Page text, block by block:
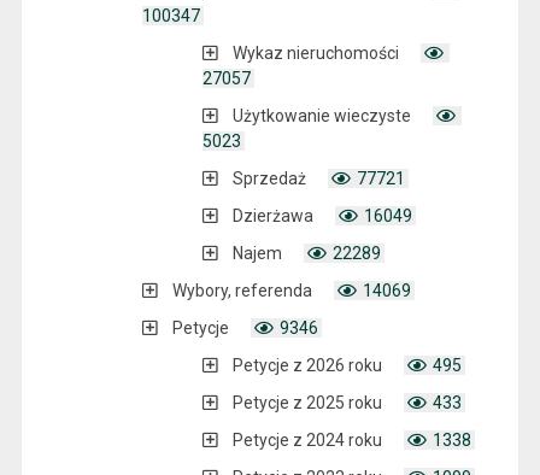
100347
Wykaz nieruchomości
27057
Użytkowanie wieczyste
5023
Sprzedaż
77721
Dzierżawa
16049
Najem
22289
Wybory, referenda
14069
Petycje
9346
Petycje z 2026 roku
495
Petycje z 2025 roku
433
Petycje z 2024 roku
1338